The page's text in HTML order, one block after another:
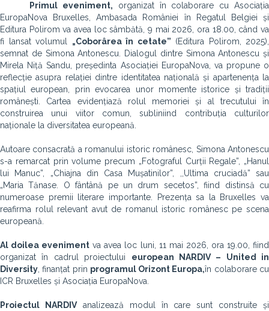
Primul eveniment, organizat în colaborare cu Asociația
EuropaNova Bruxelles, Ambasada României în Regatul Belgiei și
Editura Polirom va avea loc sâmbătă, 9 mai 2026, ora 18.00, când va
fi lansat volumul „Coborârea în cetate” (Editura Polirom, 2025),
semnat de Simona Antonescu. Dialogul dintre Simona Antonescu și
Mirela Niță Sandu, președinta Asociației EuropaNova, va propune o
reflecție asupra relației dintre identitatea națională și apartenența la
spațiul european, prin evocarea unor momente istorice și tradiții
românești. Cartea evidențiază rolul memoriei și al trecutului în
construirea unui viitor comun, subliniind contribuția culturilor
naționale la diversitatea europeană.
Autoare consacrată a romanului istoric românesc, Simona Antonescu
s-a remarcat prin volume precum „Fotograful Curții Regale”, „Hanul
lui Manuc”, „Chiajna din Casa Mușatinilor”, ,,Ultima cruciadă” sau
„Maria Tănase. O fântână pe un drum secetos”, fiind distinsă cu
numeroase premii literare importante. Prezența sa la Bruxelles va
reafirma rolul relevant avut de romanul istoric românesc pe scena
europeană.
Al doilea eveniment va avea loc luni, 11 mai 2026, ora 19.00, fiind
organizat în cadrul proiectului european NARDIV – United in
Diversity , finanțat prin programul Orizont Europa,în colaborare cu
ICR Bruxelles și Asociația EuropaNova.
Proiectul NARDIVanalizează modul în care sunt construite și